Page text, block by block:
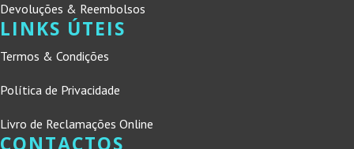
Devoluções & Reembolsos
LINKS ÚTEIS
Termos & Condições
Política de Privacidade
Livro de Reclamações Online
CONTACTOS